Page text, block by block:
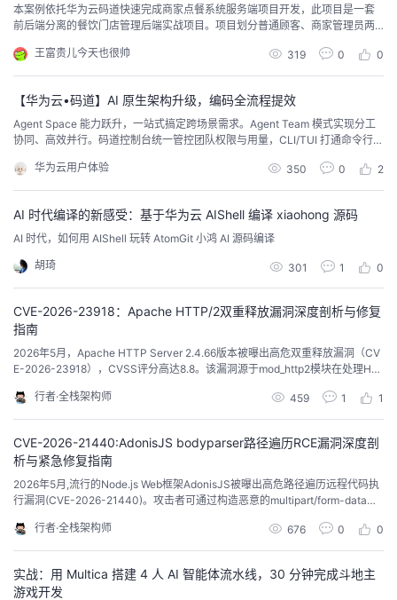
本案例依托华为云码道快速完成商家点餐系统服务端项目开发，此项目是一套
前后端分离的餐饮门店管理后端实战项目。项目划分普通顾客、商家管理员两
全业务链路；后端提供标准化接口供前台点餐页面、商家管理后台(包含数据大
屏)前端调用，依托真实订单数据自动聚合经营指标，形成完整餐饮业务数据闭
王富贵儿今天也很帅 319 0 0
【华为云•码道】AI 原生架构升级，编码全流程提效
Agent Space 能力跃升，一站式搞定跨场景需求。Agent Team 模式实现分工
协同、高效并行。码道控制台统一管控团队权限与用量，CLI/TUI 打通命令行灵
华为云用户体验
350 0 2
AI 时代编译的新感受：基于华为云 AIShell 编译 xiaohong 源码
AI 时代，如何用 AIShell 玩转 AtomGit 小鸿 AI 源码编译
胡琦 301 1 0
CVE-2026-23918：Apache HTTP/2双重释放漏洞深度剖析与修复
指南
2026年5月，Apache HTTP Server 2.4.66版本被曝出高危双重释放漏洞（CV
E-2026-23918），CVSS评分高达8.8。该漏洞源于mod_http2模块在处理HT
代码执行（RCE）。我在本文中将从漏洞原理、复现过程、修复方案、预防措
施四个维度进行深度剖析，为系统管理员和开发者提供完整的安全防护指南
行者·全栈架构师 459 1 1
CVE-2026-21440:AdonisJS bodyparser路径遍历RCE漏洞深度剖
析与紧急修复指南
2026年5月,流行的Node.js Web框架AdonisJS被曝出高危路径遍历远程代码执
行漏洞(CVE-2026-21440)。攻击者可通过构造恶意的multipart/form-data请
统,最终实现远程代码执行。
行者·全栈架构师 676 0 0
实战：用 Multica 搭建 4 人 AI 智能体流水线，30 分钟完成斗地主
游戏开发